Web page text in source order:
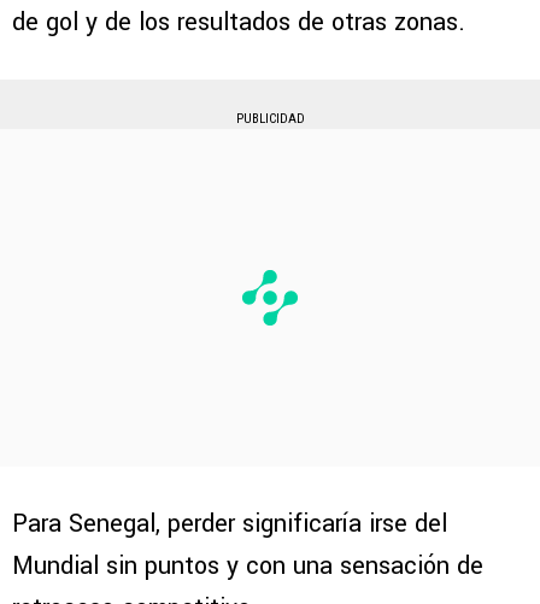
de gol y de los resultados de otras zonas.
PUBLICIDAD
Para Senegal, perder significaría irse del
Mundial sin puntos y con una sensación de